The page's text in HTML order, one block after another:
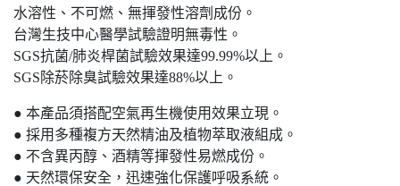
水溶性、不可燃、無揮發性溶劑成份。
台灣生技中心醫學試驗證明無毒性。
SGS抗菌/肺炎桿菌試驗效果達99.99%以上。
SGS除菸除臭試驗效果達88%以上。
● 本產品須搭配空氣再生機使用效果立現。
● 採用多種複方天然精油及植物萃取液組成。
● 不含異丙醇、酒精等揮發性易燃成份。
● 天然環保安全，迅速強化保護呼吸系統。